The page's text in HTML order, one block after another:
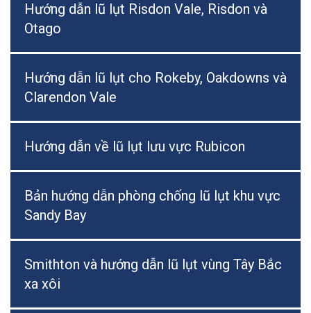
Hướng dẫn lũ lụt Risdon Vale, Risdon và
Otago
Hướng dẫn lũ lụt cho Rokeby, Oakdowns và
Clarendon Vale
Hướng dẫn về lũ lụt lưu vực Rubicon
Bản hướng dẫn phòng chống lũ lụt khu vực
Sandy Bay
Smithton và hướng dẫn lũ lụt vùng Tây Bắc
xa xôi